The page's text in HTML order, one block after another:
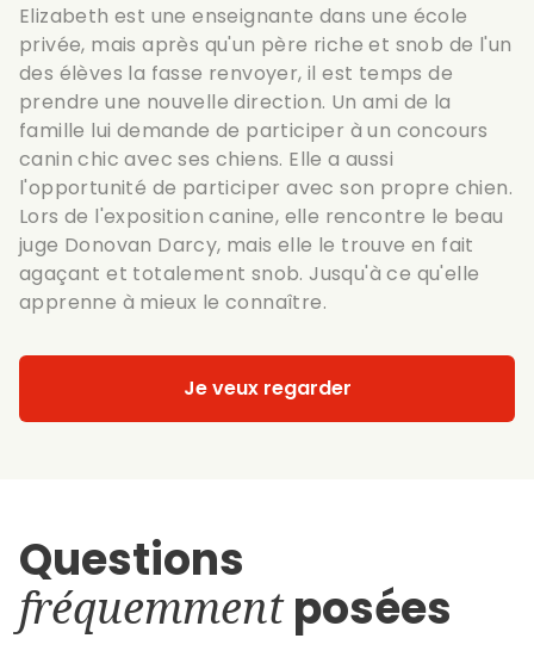
Elizabeth est une enseignante dans une école
privée, mais après qu'un père riche et snob de l'un
des élèves la fasse renvoyer, il est temps de
prendre une nouvelle direction. Un ami de la
famille lui demande de participer à un concours
canin chic avec ses chiens. Elle a aussi
l'opportunité de participer avec son propre chien.
Lors de l'exposition canine, elle rencontre le beau
juge Donovan Darcy, mais elle le trouve en fait
agaçant et totalement snob. Jusqu'à ce qu'elle
apprenne à mieux le connaître.
Je veux regarder
Questions
fréquemmentposées